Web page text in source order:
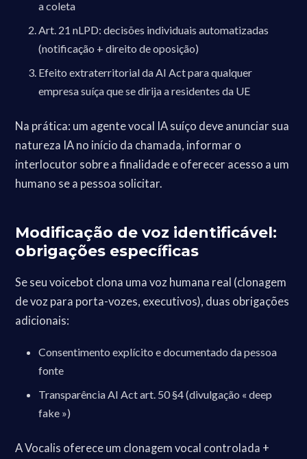
a coleta
Art. 21 nLPD: decisões individuais automatizadas
(notificação + direito de oposição)
Efeito extraterritorial da AI Act para qualquer
empresa suíça que se dirija a residentes da UE
Na prática: um agente vocal IA suíço deve anunciar sua
natureza IA no início da chamada, informar o
interlocutor sobre a finalidade e oferecer acesso a um
humano se a pessoa solicitar.
Modificação de voz identificável:
obrigações específicas
Se seu voicebot clona uma voz humana real (clonagem
de voz para porta-vozes, executivos), duas obrigações
adicionais:
Consentimento explícito e documentado da pessoa
fonte
Transparência AI Act art. 50 §4 (divulgação « deep
fake »)
A Vocalis oferece um clonagem vocal controlada +